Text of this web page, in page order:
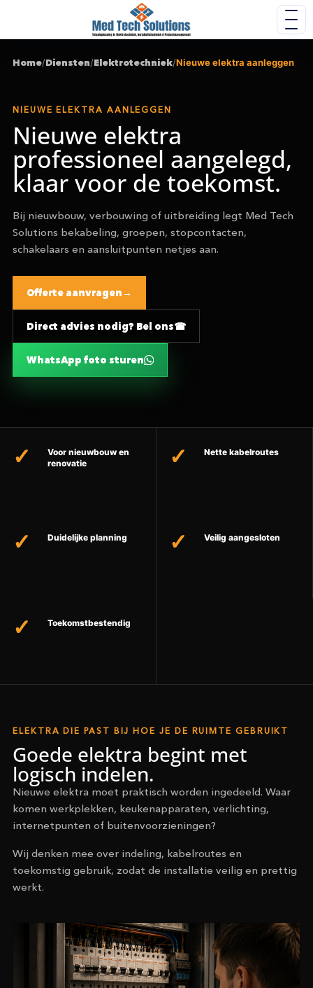
Home/Diensten/Elektrotechniek/Nieuwe elektra aanleggen
NIEUWE ELEKTRA AANLEGGEN
Nieuwe elektra
professioneel aangelegd,
klaar voor de toekomst.
Bij nieuwbouw, verbouwing of uitbreiding legt Med Tech
Solutions bekabeling, groepen, stopcontacten,
schakelaars en aansluitpunten netjes aan.
Offerte aanvragen
Direct advies nodig? Bel ons
WhatsApp foto sturen
Voor nieuwbouw en
renovatie
Nette kabelroutes
Duidelijke planning Veilig aangesloten
Toekomstbestendig
ELEKTRA DIE PAST BIJ HOE JE DE RUIMTE GEBRUIKT
Goede elektra begint met
logisch indelen.
Nieuwe elektra moet praktisch worden ingedeeld. Waar
komen werkplekken, keukenapparaten, verlichting,
internetpunten of buitenvoorzieningen?
Wij denken mee over indeling, kabelroutes en
toekomstig gebruik, zodat de installatie veilig en prettig
werkt.